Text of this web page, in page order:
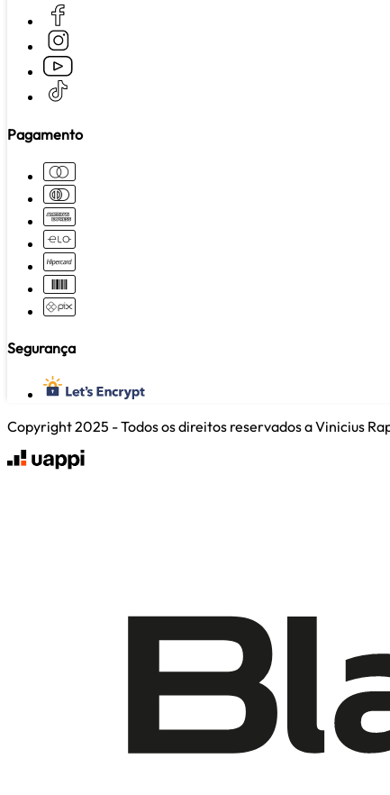
Pagamento
Segurança
Copyright 2025 - Todos os direitos reservados a Vinicius